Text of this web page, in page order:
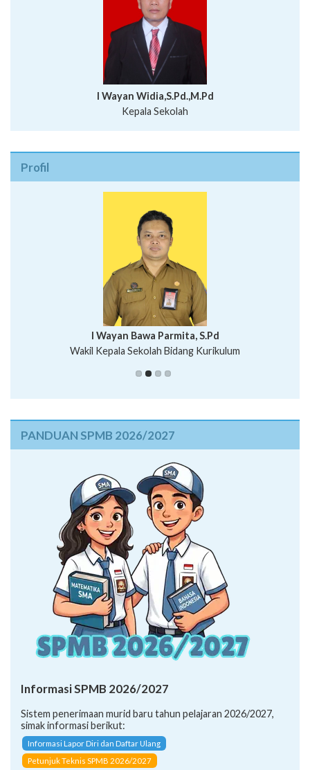
I Wayan Widia,S.Pd.,M.Pd
Kepala Sekolah
Profil
Putu Suhartana, S.Pd.
I Wayan Bawa Parmita, S.Pd
Wakil Kepala Sekolah Bidang Kurikulum
I Wayan Gede Aditya Pratita, S.Pd., M.Sn
Ni Wayan Nopi Sutantri, S.Pd.
PANDUAN SPMB 2026/2027
Informasi SPMB 2026/2027
Sistem penerimaan murid baru tahun pelajaran 2026/2027,
simak informasi berikut:
Informasi Lapor Diri dan Daftar Ulang
Petunjuk Teknis SPMB 2026/2027